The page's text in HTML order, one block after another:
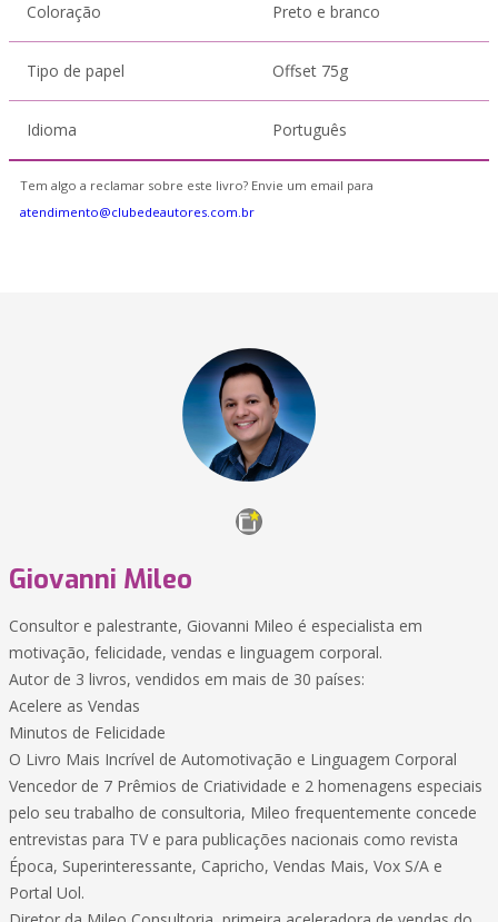
Coloração Preto e branco
Tipo de papel Offset 75g
Idioma Português
Tem algo a reclamar sobre este livro? Envie um email para
atendimento@clubedeautores.com.br
Giovanni Mileo
Consultor e palestrante, Giovanni Mileo é especialista em
motivação, felicidade, vendas e linguagem corporal.
Autor de 3 livros, vendidos em mais de 30 países:
Acelere as Vendas
Minutos de Felicidade
O Livro Mais Incrível de Automotivação e Linguagem Corporal
Vencedor de 7 Prêmios de Criatividade e 2 homenagens especiais
pelo seu trabalho de consultoria, Mileo frequentemente concede
entrevistas para TV e para publicações nacionais como revista
Época, Superinteressante, Capricho, Vendas Mais, Vox S/A e
Portal Uol.